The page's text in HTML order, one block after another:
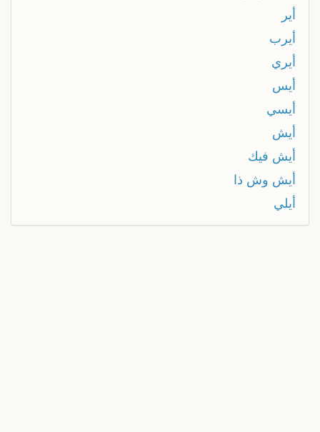
أير
أيرب
أيري
أيس
أيسي
أيش
أيش فيك
أيش وش ذا
أيلي